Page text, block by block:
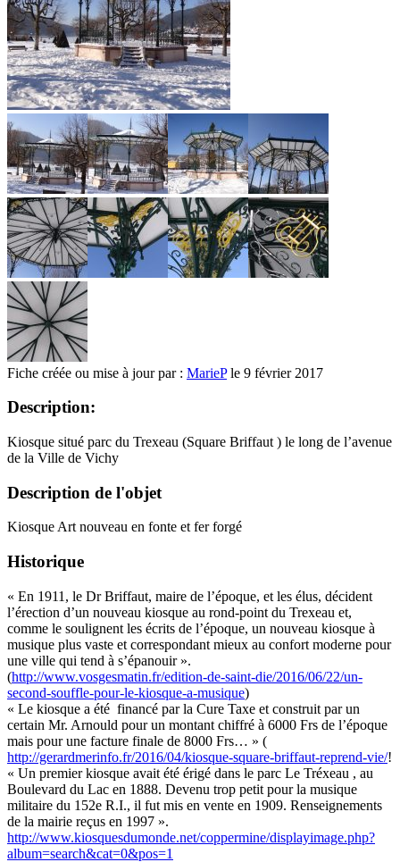
Fiche créée ou mise à jour par : MariePle 9 février 2017
Description:
Kiosque situé parc du Trexeau (Square Briffaut ) le long de l’avenue
de la Ville de Vichy
Description de l'objet
Kiosque Art nouveau en fonte et fer forgé
Historique
« En 1911, le Dr Briffaut, maire de l’époque, et les élus, décident
l’érection d’un nouveau kiosque au rond-point du Trexeau et,
comme le soulignent les écrits de l’époque, un nouveau kiosque à
musique plus vaste et correspondant mieux au confort moderne pour
une ville qui tend à s’épanouir ».
(http://www.vosgesmatin.fr/edition-de-saint-die/2016/06/22/un-
second-souffle-pour-le-kiosque-a-musique)
« Le kiosque a été financé par la Cure Taxe et construit par un
certain Mr. Arnould pour un montant chiffré à 6000 Frs de l’époque
mais pour une facture finale de 8000 Frs… » (
http://gerardmerinfo.fr/2016/04/kiosque-square-briffaut-reprend-vie/!
« Un premier kiosque avait été érigé dans le parc Le Tréxeau , au
Boulevard du Lac en 1888. Devenu trop petit pour la musique
militaire du 152e R.I., il fut mis en vente en 1909. Renseignements
de la mairie reçus en 1997 ».
http://www.kiosquesdumonde.net/coppermine/displayimage.php?
album=search&cat=0&pos=1